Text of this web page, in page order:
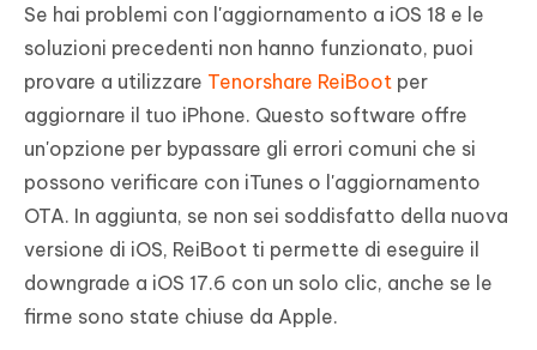
Se hai problemi con l'aggiornamento a iOS 18 e le
soluzioni precedenti non hanno funzionato, puoi
provare a utilizzare Tenorshare ReiBoot per
aggiornare il tuo iPhone. Questo software offre
un'opzione per bypassare gli errori comuni che si
possono verificare con iTunes o l'aggiornamento
OTA. In aggiunta, se non sei soddisfatto della nuova
versione di iOS, ReiBoot ti permette di eseguire il
downgrade a iOS 17.6 con un solo clic, anche se le
firme sono state chiuse da Apple.